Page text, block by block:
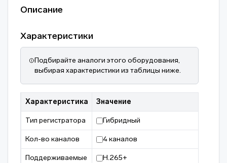
Описание
Характеристики
Подбирайте аналоги этого оборудования,
выбирая характеристики из таблицы ниже.
Характеристика Значение
Тип регистратора Гибридный
Кол-во каналов 4 каналов
Поддерживаемые
H.265+